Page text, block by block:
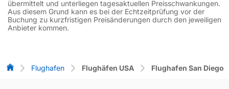
übermittelt und unterliegen tagesaktuellen Preisschwankungen.
Aus diesem Grund kann es bei der Echtzeitprüfung vor der
Buchung zu kurzfristigen Preisänderungen durch den jeweiligen
Anbieter kommen.
Flug-Vergleich
Flughafen Flughäfen USA Flughafen San Diego